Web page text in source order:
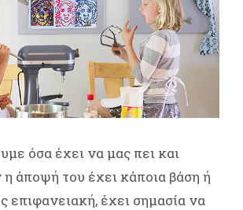
όσα έχει να μας πει και
η άποψή του έχει κάποια βάση ή
επιφανειακή, έχει σημασία να